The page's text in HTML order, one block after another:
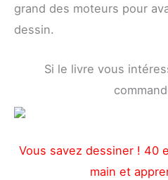
grand des moteurs pour
dessin.
Si le livre vous
Vous savez dessiner ! 40
main et